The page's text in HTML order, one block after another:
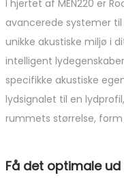
I hjertet af MEN220 er
avancerede systemer
unikke akustiske miljø i
intelligent
specifikke akustiske
lydsignalet til en
rummets størrelse,
Få det optimale